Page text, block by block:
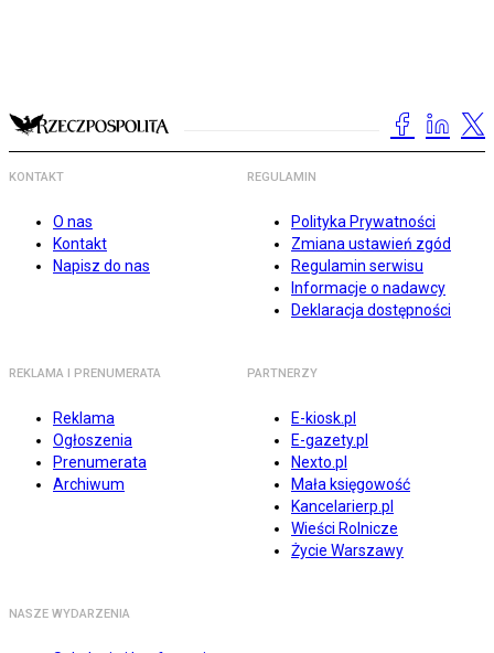
KONTAKT
O nas
Kontakt
Napisz do nas
REGULAMIN
Polityka Prywatności
Zmiana ustawień zgód
Regulamin serwisu
Informacje o nadawcy
Deklaracja dostępności
REKLAMA I PRENUMERATA
Reklama
Ogłoszenia
Prenumerata
Archiwum
PARTNERZY
E-kiosk.pl
E-gazety.pl
Nexto.pl
Mała księgowość
Kancelarierp.pl
Wieści Rolnicze
Życie Warszawy
NASZE WYDARZENIA